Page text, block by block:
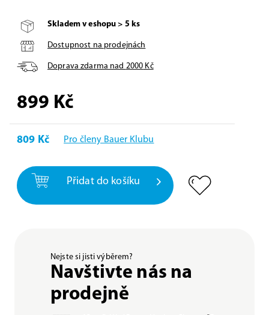
Skladem v eshopu > 5 ks
Dostupnost na prodejnách
Doprava zdarma nad 2000 Kč
899 Kč
809 Kč Pro členy Bauer Klubu
Přidat do košíku
Nejste si jisti výběrem?
Navštivte nás na
prodejně